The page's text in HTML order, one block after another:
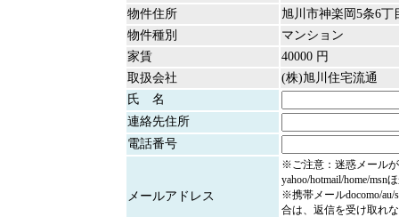
物件住所
旭川市神楽岡5条6丁
物件種別
マンション
家賃
40000 円
取扱会社
(株)旭川住宅流通
氏 名
連絡先住所
電話番号
メールアドレス
※ご注意：迷惑メール
yahoo/hotmail/home/msn
※携帯メールdocomo/au/
合は、返信を受け取れ